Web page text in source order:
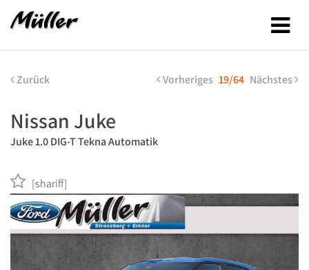
Zurück Vorheriges 19/64 Nächstes
Nissan Juke
Juke 1.0 DIG-T Tekna Automatik
[shariff]